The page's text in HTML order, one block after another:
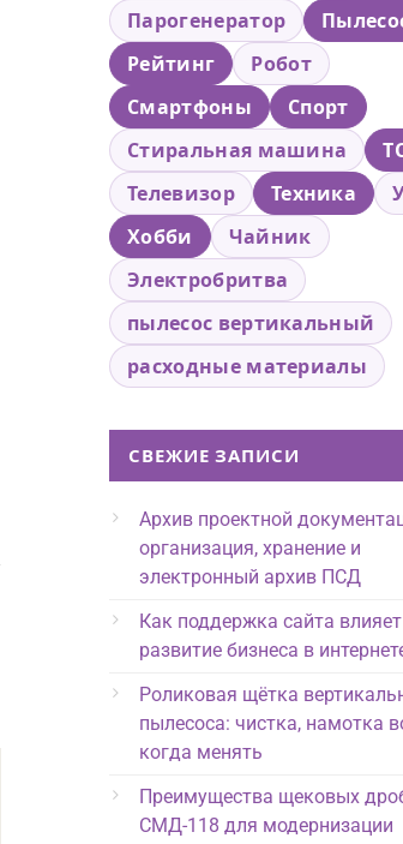
Парогенератор
Рейтинг
Робот
Смартфоны
Спорт
Стиральная машина
Телевизор
Техника
Хобби
Чайник
Электробритва
пылесос вертикальный
расходные материалы
СВЕЖИЕ ЗАПИСИ
Архив проектной
организация, хранение и
электронный архив ПСД
Как поддержка сайта
развитие бизнеса в
Роликовая щётка
пылесоса: чистка, намотка
когда менять
Преимущества щековых
СМД-118 для модернизации